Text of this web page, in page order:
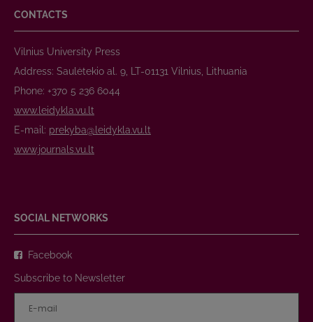
CONTACTS
Vilnius University Press
Address: Saulėtekio al. 9, LT-01131 Vilnius, Lithuania
Phone: +370 5 236 6044
www.leidykla.vu.lt
E-mail: prekyba@leidykla.vu.lt
www.journals.vu.lt
SOCIAL NETWORKS
Facebook
Subscribe to Newsletter